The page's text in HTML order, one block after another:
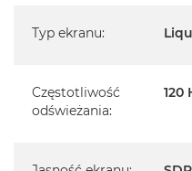
Istnieje możliwość
Posiada fabryczne
Typ ekranu:
Częstotliwość
odświeżania:
120